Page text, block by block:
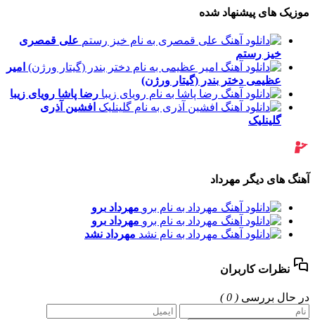
موزیک های پیشنهاد شده
علی قمصری
خیز رستم
امیر
عظیمی دختر بندر (گیتار ورژن)
رضا پاشا رویای زیبا
افشین آذری
گلینلیک
آهنگ های دیگر مهرداد
مهرداد برو
مهرداد برو
مهرداد نشد
نظرات کاربران
در حال بررسی ( 0 )